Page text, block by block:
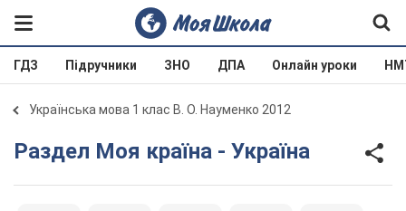
ГДЗ Підручники ЗНО ДПА Онлайн уроки
Українська мова 1 клас В. О. Науменко 2012
Раздел Моя країна - Україна